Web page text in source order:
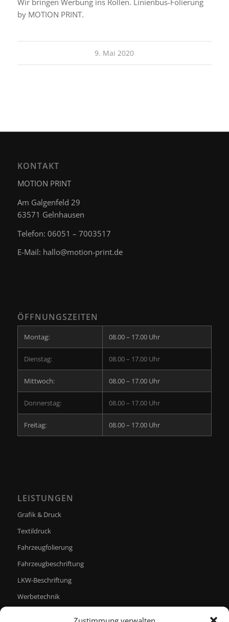
by MOTION PRINT.
9. Mai 2020
KONTAKT
MOTION PRINT
Am Galgenfeld 29
63571 Gelnhausen
Telefon: 06051 – 7003517
E-Mail: hallo@motion-print.de
ÖFFNUNGSZEITEN
Montag: 08.00 – 17.00 Uhr
Dienstag: 08.00 – 17.00 Uhr
Mittwoch: 08.00 – 17.00 Uhr
Donnerstag: 08.00 – 17.00 Uhr
Freitag: 08.00 – 17.00 Uhr
LEISTUNGEN
Grafik & Druck
Textildruck
Fahrzeugfolierung
Fahrzeugbeschriftung
LKW-Beschriftung
Werbetechnik